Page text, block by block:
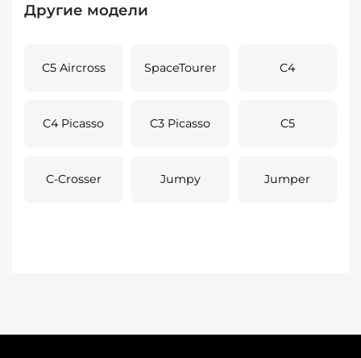
Другие модели
C5 Aircross SpaceTourer C4
C4 Picasso C3 Picasso C5
C-Crosser Jumpy Jumper